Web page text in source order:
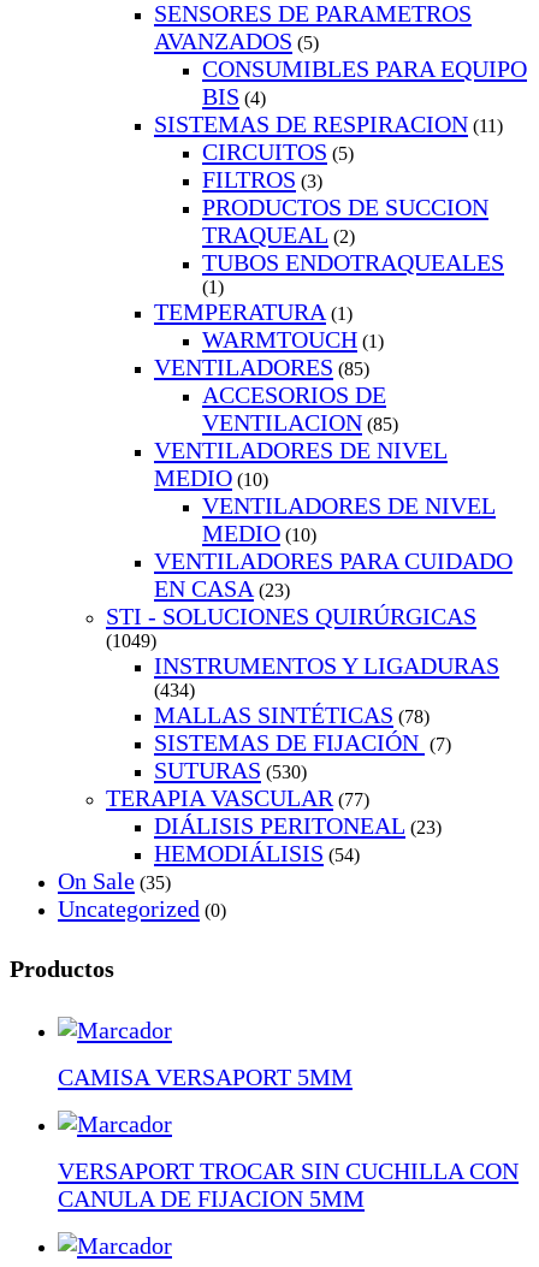
SENSORES DE PARAMETROS
AVANZADOS (5)
CONSUMIBLES PARA EQUIPO
BIS (4)
SISTEMAS DE RESPIRACION (11)
CIRCUITOS (5)
FILTROS (3)
PRODUCTOS DE SUCCION
TRAQUEAL (2)
TUBOS ENDOTRAQUEALES
(1)
TEMPERATURA (1)
WARMTOUCH (1)
VENTILADORES (85)
ACCESORIOS DE
VENTILACION (85)
VENTILADORES DE NIVEL
MEDIO (10)
VENTILADORES DE NIVEL
MEDIO (10)
VENTILADORES PARA CUIDADO
EN CASA (23)
STI - SOLUCIONES QUIRÚRGICAS
(1049)
INSTRUMENTOS Y LIGADURAS
(434)
MALLAS SINTÉTICAS (78)
SISTEMAS DE FIJACIÓN (7)
SUTURAS (530)
TERAPIA VASCULAR (77)
DIÁLISIS PERITONEAL (23)
HEMODIÁLISIS (54)
On Sale (35)
Uncategorized (0)
Productos
CAMISA VERSAPORT 5MM
VERSAPORT TROCAR SIN CUCHILLA CON
CANULA DE FIJACION 5MM